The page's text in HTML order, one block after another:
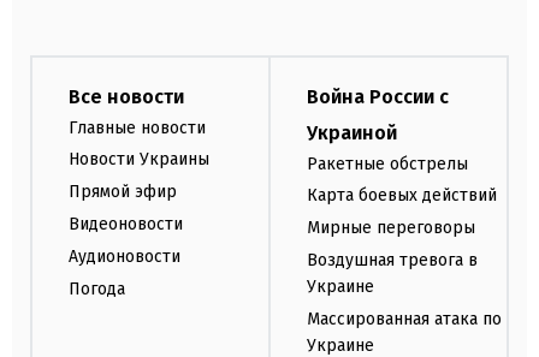
Все новости
Главные новости
Новости Украины
Прямой эфир
Видеоновости
Аудионовости
Погода
Война России с
Украиной
Ракетные обстрелы
Карта боевых действий
Мирные переговоры
Воздушная тревога в
Украине
Массированная атака по
Украине